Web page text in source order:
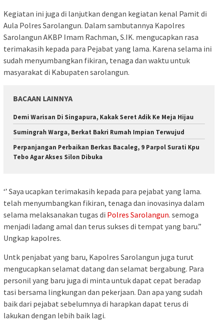
Kegiatan ini juga di lanjutkan dengan kegiatan kenal Pamit di
Aula Polres Sarolangun. Dalam sambutannya Kapolres
Sarolangun AKBP Imam Rachman, S.IK. mengucapkan rasa
terimakasih kepada para Pejabat yang lama. Karena selama ini
sudah menyumbangkan fikiran, tenaga dan waktu untuk
masyarakat di Kabupaten sarolangun.
BACAAN LAINNYA
Demi Warisan Di Singapura, Kakak Seret Adik Ke Meja Hijau
Sumingrah Warga, Berkat Bakri Rumah Impian Terwujud
Perpanjangan Perbaikan Berkas Bacaleg, 9 Parpol Surati Kpu
Tebo Agar Akses Silon Dibuka
‘’ Saya ucapkan terimakasih kepada para pejabat yang lama.
telah menyumbangkan fikiran, tenaga dan inovasinya dalam
selama melaksanakan tugas di Polres Sarolangun. semoga
menjadi ladang amal dan terus sukses di tempat yang baru.”
Ungkap kapolres.
Untk penjabat yang baru, Kapolres Sarolangun juga turut
mengucapkan selamat datang dan selamat bergabung. Para
personil yang baru juga di minta untuk dapat cepat beradap
tasi bersama lingkungan dan pekerjaan. Dan apa yang sudah
baik dari pejabat sebelumnya di harapkan dapat terus di
lakukan dengan lebih baik lagi.